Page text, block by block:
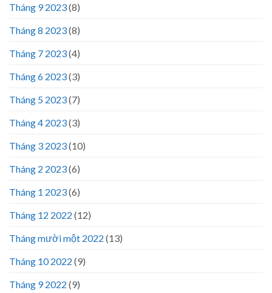
Tháng 9 2023(8)
Tháng 8 2023(8)
Tháng 7 2023(4)
Tháng 6 2023(3)
Tháng 5 2023(7)
Tháng 4 2023(3)
Tháng 3 2023(10)
Tháng 2 2023(6)
Tháng 1 2023(6)
Tháng 12 2022 (12)
Tháng mười một 2022 (13)
Tháng 10 2022 (9)
Tháng 9 2022 (9)